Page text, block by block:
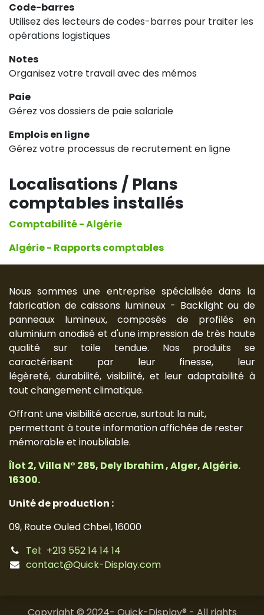
Code-barres
Utilisez des lecteurs de codes-barres pour traiter les
opérations logistiques
Notes
Organisez votre travail avec des mémos
Paie
Gérez vos dossiers de paie salariale
Emplois en ligne
Gérez votre processus de recrutement en ligne
Localisations / Plans
comptables installés
Comptabilité - Algérie
Algérie - Rapports comptables
Nous sommes une entreprise spécialisée dans la
fabrication de caissons lumineux - Backlight ou de
panneaux lumineux, composés de profilés en
aluminium anodisé et d'une impression de très haute
qualité sur toile tendue. Nos produits se
caractérisent par leur finesse, leur
légèreté, durabilité, visibilité, et leur adaptabilité à
tout changement climatique.
Offrant une visibilité accrue, surtout la nuit,
permettant à toute information affichée de rester
mémorable et inoubliable.
Îlot 2, Villa N° 285, Dely Ibrahim , Alger, Algérie.
16300.
Unité de production :
09, Route Ouled Chbel, 16000
Tel: +213 552 14 14 14
contact@Quick-Display.com
Copyright © 2024- Quick-Display® - All rights